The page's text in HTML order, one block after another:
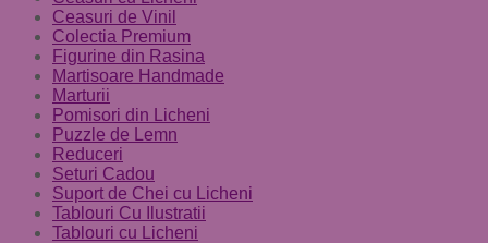
Ceasuri de Vinil
Colectia Premium
Figurine din Rasina
Martisoare Handmade
Marturii
Pomisori din Licheni
Puzzle de Lemn
Reduceri
Seturi Cadou
Suport de Chei cu Licheni
Tablouri Cu Ilustratii
Tablouri cu Licheni